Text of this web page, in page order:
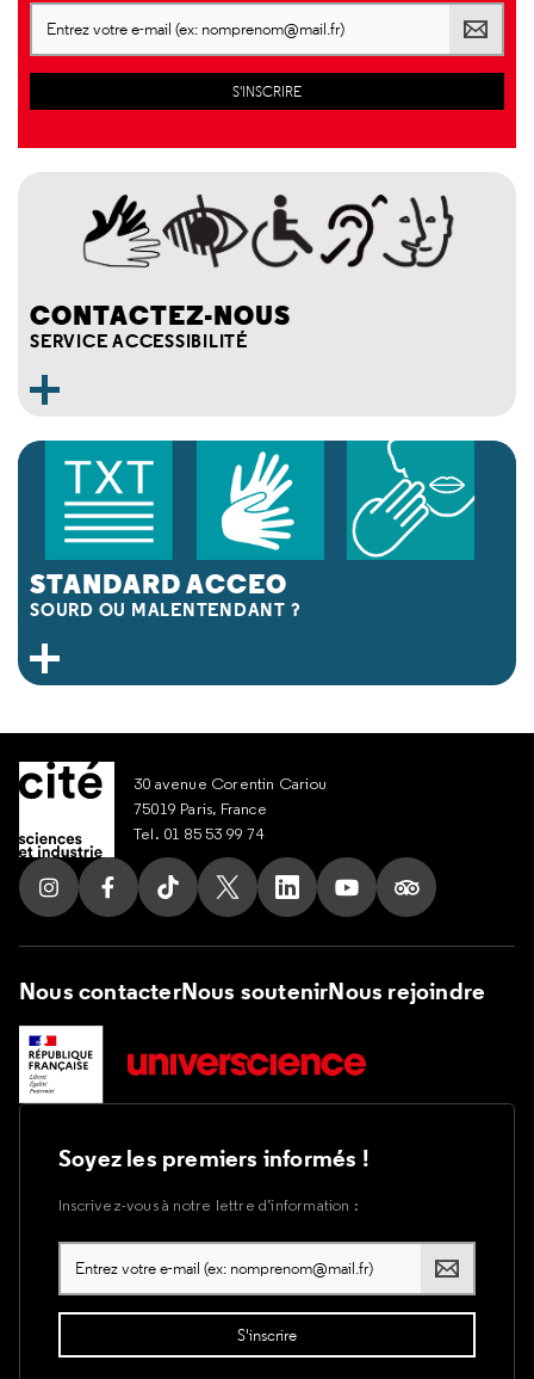
CONTACTEZ-NOUS
SERVICE ACCESSIBILITÉ
STANDARD ACCEO
SOURD OU MALENTENDANT ?
30 avenue Corentin Cariou
75019 Paris, France
Tel. 01 85 53 99 74
Suivez nous sur Instagram
Suivez nous sur Facebook
Suivez nous sur Tik Tok
Suivez nous sur X
Suivez nous sur LinkedIn
Suivez nous sur
Suivez nous
Nous contacterNous soutenirNous rejoindre
Soyez les premiers informés !
Inscrivez-vous à notre lettre d’information :